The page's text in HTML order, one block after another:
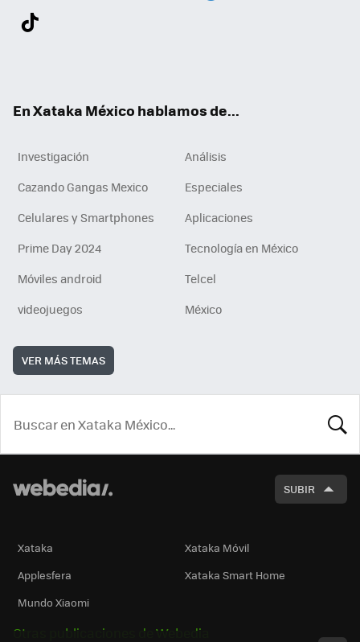
En Xataka México hablamos de...
Investigación
Análisis
Cazando Gangas Mexico
Especiales
Celulares y Smartphones
Aplicaciones
Prime Day 2024
Tecnología en México
Móviles android
Telcel
videojuegos
México
VER MÁS TEMAS
SUBIR
Xataka
Xataka Móvil
Applesfera
Xataka Smart Home
Mundo Xiaomi
Otras publicaciones de Webedia